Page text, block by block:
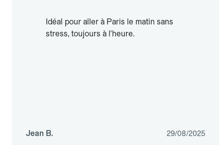
Idéal pour aller à Paris le matin sans
stress, toujours à l'heure.
Jean B. 29/08/2025